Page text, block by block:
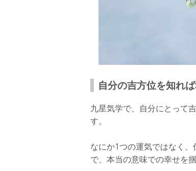
自分の吉方位を知れ
九星気学で、自分にとって
す。
なにか1つの運気ではなく
で、本当の意味での幸せを